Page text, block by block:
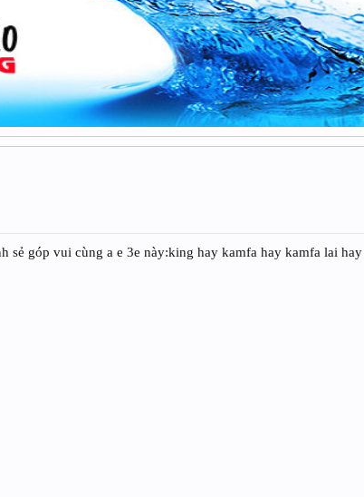
sẻ góp vui cùng a e 3e này:king hay kamfa hay kamfa lai